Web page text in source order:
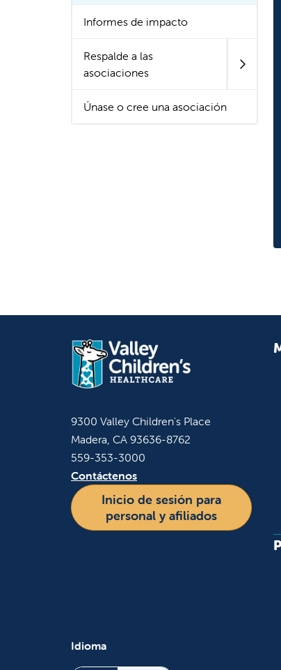
Informes de impacto
Respalde a las
asociaciones
Únase o cree una asociación
9300 Valley Children's Place
Madera, CA 93636-8762
559-353-3000
Contáctenos
Inicio de sesión para
personal y afiliados
Idioma